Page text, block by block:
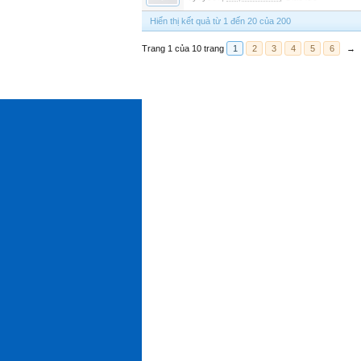
Hiển thị kết quả từ 1 đến 20 của 200
Trang 1 của 10 trang 1 2 3 4 5 6 →